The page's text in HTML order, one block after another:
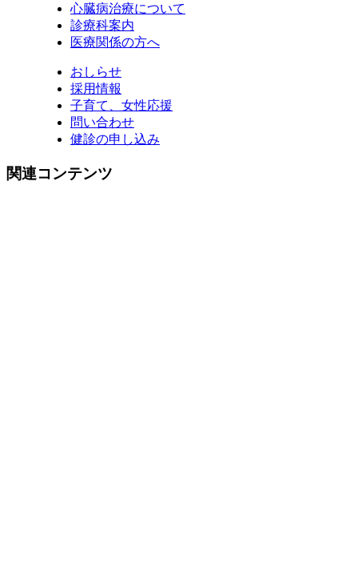
心臓病治療について
診療科案内
医療関係の方へ
おしらせ
採用情報
子育て、女性応援
問い合わせ
健診の申し込み
関連コンテンツ